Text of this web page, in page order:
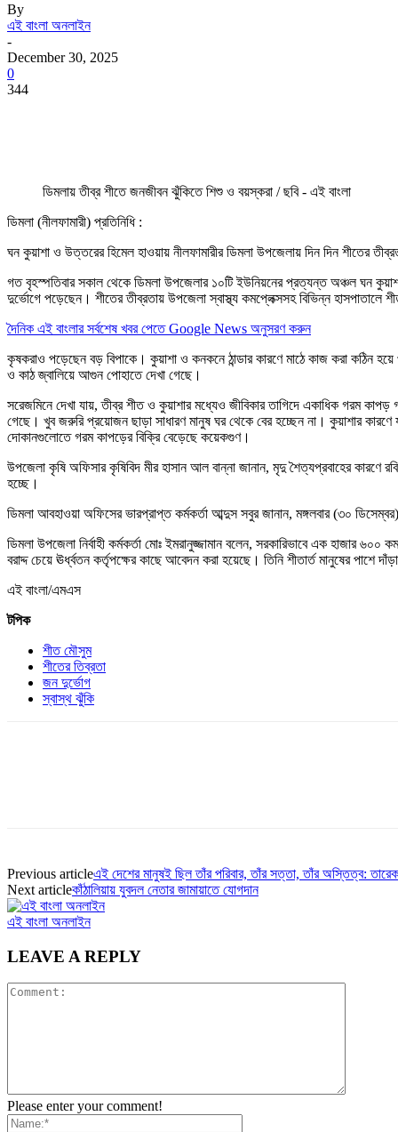
By
এই বাংলা অনলাইন
-
December 30, 2025
0
344
ডিমলায় তীব্র শীতে জনজীবন ঝুঁকিতে শিশু ও বয়স্করা / ছবি - এই বাংলা
ডিমলা (নীলফামারী) প্রতিনিধি :
ঘন কুয়াশা ও উত্তরের হিমেল হাওয়ায় নীলফামারীর ডিমলা উপজেলায় দিন দিন শীতের
গত বৃহস্পতিবার সকাল থেকে ডিমলা উপজেলার ১০টি ইউনিয়নের প্রত্যন্ত অঞ্চল ঘন
দুর্ভোগে পড়েছেন। শীতের তীব্রতায় উপজেলা স্বাস্থ্য কমপ্লেক্সসহ বিভিন্ন
দৈনিক এই বাংলার সর্বশেষ খবর পেতে Google News অনুসরণ করুন
কৃষকরাও পড়েছেন বড় বিপাকে। কুয়াশা ও কনকনে ঠান্ডার কারণে মাঠে কাজ করা কঠিন
ও কাঠ জ্বালিয়ে আগুন পোহাতে দেখা গেছে।
সরেজমিনে দেখা যায়, তীব্র শীত ও কুয়াশার মধ্যেও জীবিকার তাগিদে একাধিক গরম
গেছে। খুব জরুরি প্রয়োজন ছাড়া সাধারণ মানুষ ঘর থেকে বের হচ্ছেন না। কুয়াশার
দোকানগুলোতে গরম কাপড়ের বিক্রি বেড়েছে কয়েকগুণ।
উপজেলা কৃষি অফিসার কৃষিবিদ মীর হাসান আল বান্না জানান, মৃদু শৈত্যপ্রবাহের কারণে
হচ্ছে।
ডিমলা আবহাওয়া অফিসের ভারপ্রাপ্ত কর্মকর্তা আব্দুস সবুর জানান, মঙ্গলবার (৩০
ডিমলা উপজেলা নির্বাহী কর্মকর্তা মোঃ ইমরানুজ্জামান বলেন, সরকারিভাবে এক হাজার
বরাদ্দ চেয়ে ঊর্ধ্বতন কর্তৃপক্ষের কাছে আবেদন করা হয়েছে। তিনি শীতার্ত মানুষের পাশে
এই বাংলা/এমএস
টপিক
শীত মৌসুম
শীতের তিব্রতা
জন দুর্ভোগ
স্বাস্থ ঝুঁকি
Previous articleএই দেশের মানুষই ছিল তাঁর পরিবার, তাঁর সত্তা, তাঁর অস্তিত্ব:
Next articleকাঁঠালিয়ায় যুবদল নেতার জামায়াতে যোগদান
এই বাংলা অনলাইন
LEAVE A REPLY
Please enter your comment!